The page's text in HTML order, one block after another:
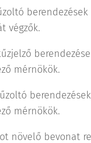
végzők.
mérnökök.
mérnökök.
növelő bevonat